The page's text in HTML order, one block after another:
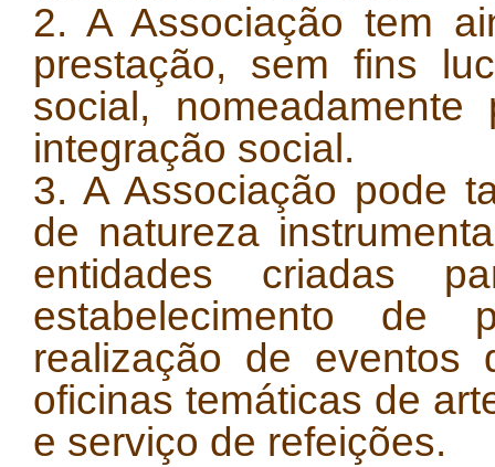
2. A Associação tem
prestação, sem fins
social,
integração social.
3. A Associação pode
de natureza
entidades criadas
estabelecimento de
realização de eventos
oficinas temáticas de
e serviço de refeições.